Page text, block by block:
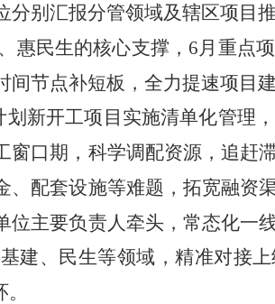
别汇报分管领域及辖区项目
惠民生的核心支撑， 6月重点
节点补短板，全力提速项目建
划新开工项目实施清单化管理
口期，科学调配资源，追赶滞
配套设施等难题，拓宽融资
位主要负责人牵头，常态化一
建、民生等领域，精准对接